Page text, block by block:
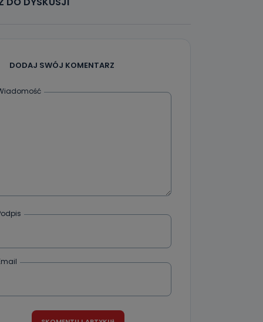
żądania
DODAJ SWÓJ KOMENTARZ